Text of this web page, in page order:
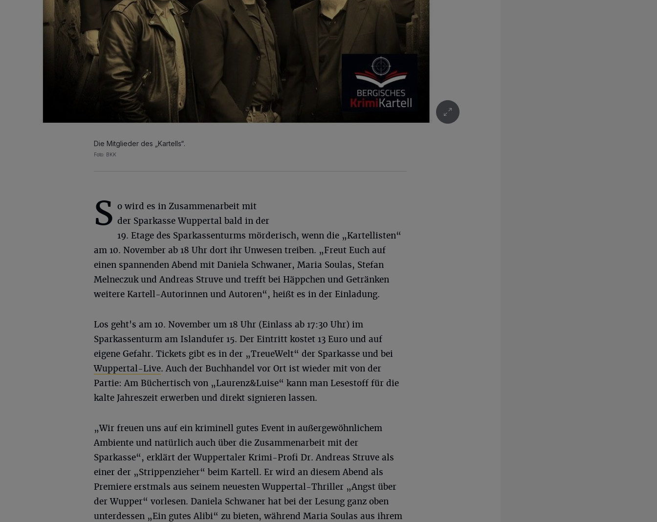
Die Mitglieder des „Kartells“.
Foto: BKK
S o wird es in Zusammenarbeit mit
der Sparkasse Wuppertal bald in der
19. Etage des Sparkassenturms mörderisch, wenn die „Kartellisten“
am 10. November ab 18 Uhr dort ihr Unwesen treiben. „Freut Euch auf
einen spannenden Abend mit Daniela Schwaner, Maria Soulas, Stefan
Melneczuk und Andreas Struve und trefft bei Häppchen und Getränken
weitere Kartell-Autorinnen und Autoren“, heißt es in der Einladung.
Los geht's am 10. November um 18 Uhr (Einlass ab 17:30 Uhr) im
Sparkassenturm am Islandufer 15. Der Eintritt kostet 13 Euro und auf
eigene Gefahr. Tickets gibt es in der „TreueWelt“ der Sparkasse und bei
Wuppertal-Live. Auch der Buchhandel vor Ort ist wieder mit von der
Partie: Am Büchertisch von „Laurenz&Luise“ kann man Lesestoff für die
kalte Jahreszeit erwerben und direkt signieren lassen.
„Wir freuen uns auf ein kriminell gutes Event in außergewöhnlichem
Ambiente und natürlich auch über die Zusammenarbeit mit der
Sparkasse“, erklärt der Wuppertaler Krimi-Profi Dr. Andreas Struve als
einer der „Strippenzieher“ beim Kartell. Er wird an diesem Abend als
Premiere erstmals aus seinem neuesten Wuppertal-Thriller „Angst über
der Wupper“ vorlesen. Daniela Schwaner hat bei der Lesung ganz oben
unterdessen „Ein gutes Alibi“ zu bieten, während Maria Soulas aus ihrem